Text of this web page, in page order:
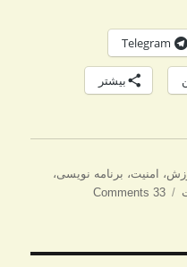
Telegram
بیشتر
، امنیت، برنامه نویسی،
33 Comments